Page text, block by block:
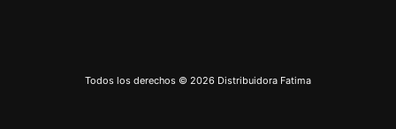
Todos los derechos © 2026 Distribuidora Fatima